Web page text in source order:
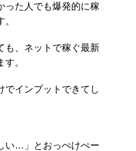
った人でも爆発的に稼
も、ネットで稼ぐ最新
。
でインプットできてし
い…」とおっぺけぺー